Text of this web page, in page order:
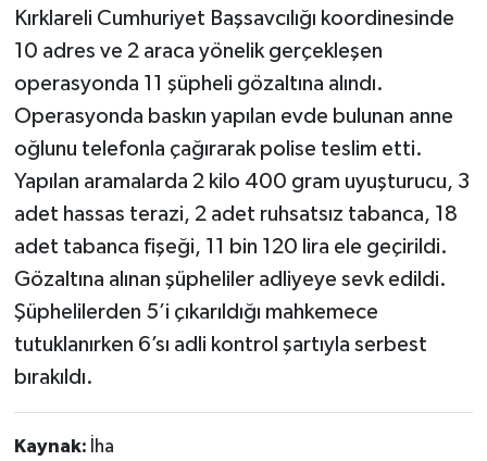
Kırklareli Cumhuriyet Başsavcılığı koordinesinde
10 adres ve 2 araca yönelik gerçekleşen
operasyonda 11 şüpheli gözaltına alındı.
Operasyonda baskın yapılan evde bulunan anne
oğlunu telefonla çağırarak polise teslim etti.
Yapılan aramalarda 2 kilo 400 gram uyuşturucu, 3
adet hassas terazi, 2 adet ruhsatsız tabanca, 18
adet tabanca fişeği, 11 bin 120 lira ele geçirildi.
Gözaltına alınan şüpheliler adliyeye sevk edildi.
Şüphelilerden 5’i çıkarıldığı mahkemece
tutuklanırken 6’sı adli kontrol şartıyla serbest
bırakıldı.
Kaynak: İha